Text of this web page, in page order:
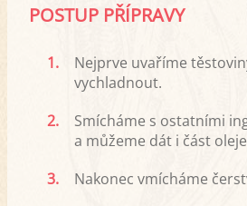
POSTUP PŘÍPRAVY
1.
Nejprve uvaříme
vychladnout.
2.
Smícháme s ostatními
a můžeme dát i část
3.
Nakonec vmícháme